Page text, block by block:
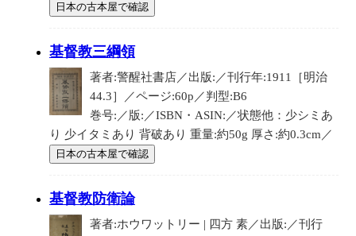
日本の古本屋で確認
基督教三綱領
著者:警醒社書店／出版:／刊行年:1911［明治
44.3］／ページ:60p／判型:B6
巻号:／版:／ISBN・ASIN:／状態他：少シミあ
り 少イタミあり 背破あり 重量:約50g 厚さ:約0.3cm／
日本の古本屋で確認
基督教防衛論
著者:ホウワットリー | 四方 素／出版:／刊行